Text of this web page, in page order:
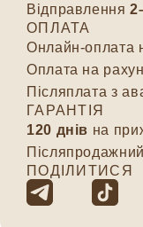
Відправлення
ОПЛАТА
Онлайн-оплата
Оплата на
Післяплата з
ГАРАНТІЯ
120 днів на
ПОДІЛИТИСЯ